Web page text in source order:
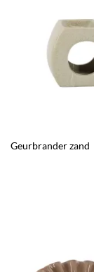
Geurbrander zand